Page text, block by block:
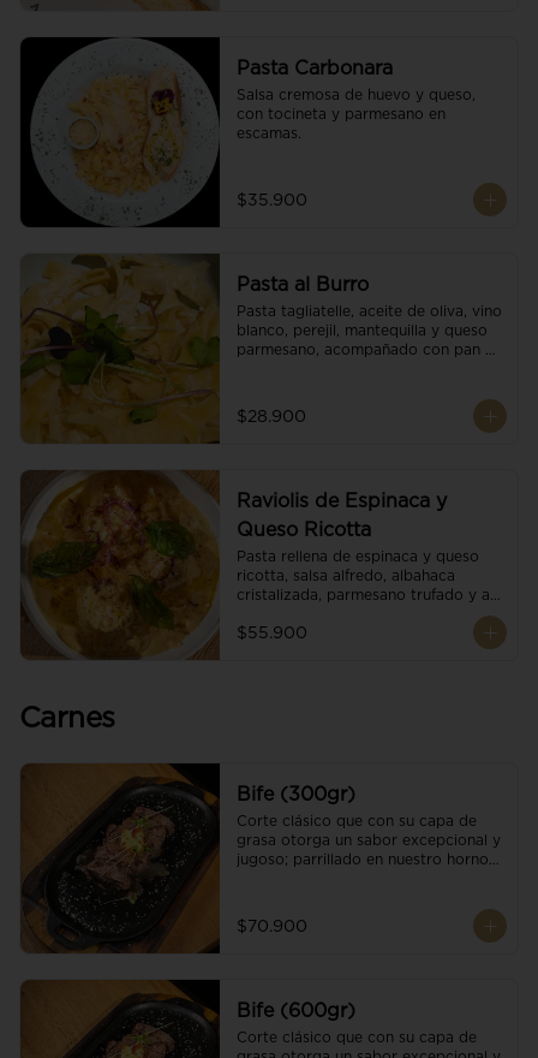
Pasta Carbonara
Salsa cremosa de huevo y queso,
con tocineta y parmesano en
escamas.
$35.900
Pasta al Burro
Pasta tagliatelle, aceite de oliva, vino
blanco, perejil, mantequilla y queso
parmesano, acompañado con pan
$28.900
Raviolis de Espinaca y
Queso Ricotta
Pasta rellena de espinaca y queso
ricotta, salsa alfredo, albahaca
cristalizada, parmesano trufado y ajo
$55.900
Carnes
Bife (300gr)
Corte clásico que con su capa de
grasa otorga un sabor excepcional y
jugoso; parrillado en nuestro horno
cristales de sal y mantequilla de ajo
y pimientos. Una guarnición a
$70.900
Bife (600gr)
Corte clásico que con su capa de